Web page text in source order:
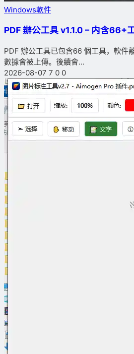
Windows軟件
PDF 辦公工具 v1.1.0 – 内含66+
PDF 辦公工具已包含66 個工具，軟件
數據會被上傳。後續會...
2026-08-07 7 0 0